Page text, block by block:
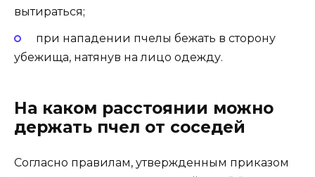
вытираться;
при нападении пчелы бежать в сторону
убежища, натянув на лицо одежду.
На каком расстоянии можно
держать пчел от соседей
Согласно правилам, утвержденным приказом